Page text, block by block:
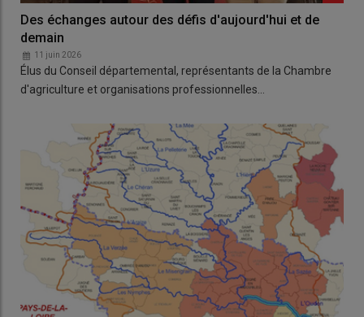
Des échanges autour des défis d'aujourd'hui et de
demain
11 juin 2026
Élus du Conseil départemental, représentants de la Chambre
d'agriculture et organisations professionnelles…